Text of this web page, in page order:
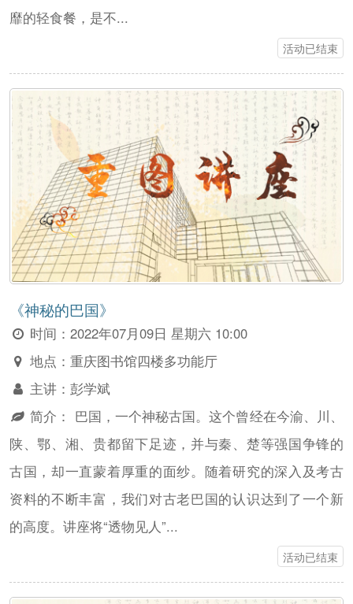
靡的轻食餐，是不...
活动已结束
《神秘的巴国》
时间：2022年07月09日 星期六 10:00
地点：重庆图书馆四楼多功能厅
主讲：彭学斌
简介： 巴国，一个神秘古国。这个曾经在今渝、川、
陕、鄂、湘、贵都留下足迹，并与秦、楚等强国争锋的
古国，却一直蒙着厚重的面纱。随着研究的深入及考古
资料的不断丰富，我们对古老巴国的认识达到了一个新
的高度。讲座将“透物见人”...
活动已结束